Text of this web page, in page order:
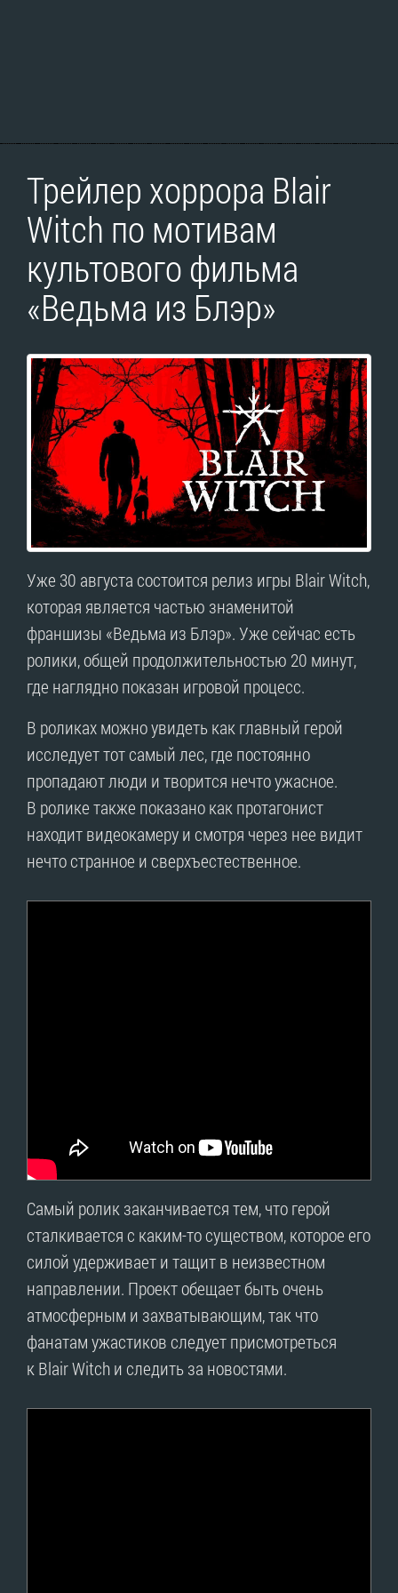
Трейлер хоррора Blair
Witch по мотивам
культового фильма
«Ведьма из Блэр»
Уже 30 августа состоится релиз игры Blair Witch,
которая является частью знаменитой
франшизы «Ведьма из Блэр». Уже сейчас есть
ролики, общей продолжительностью 20 минут,
где наглядно показан игровой процесс.
В роликах можно увидеть как главный герой
исследует тот самый лес, где постоянно
пропадают люди и творится нечто ужасное.
В ролике также показано как протагонист
находит видеокамеру и смотря через нее видит
нечто странное и сверхъестественное.
Самый ролик заканчивается тем, что герой
сталкивается с каким-то существом, которое его
силой удерживает и тащит в неизвестном
направлении. Проект обещает быть очень
атмосферным и захватывающим, так что
фанатам ужастиков следует присмотреться
к Blair Witch и следить за новостями.